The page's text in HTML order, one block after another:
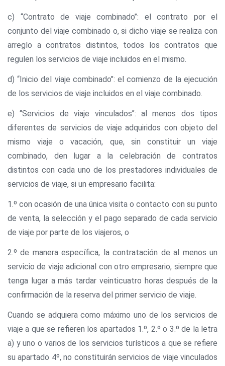
c) ‘‘Contrato de viaje combinado’’: el contrato por el
conjunto del viaje combinado o, si dicho viaje se realiza con
arreglo a contratos distintos, todos los contratos que
regulen los servicios de viaje incluidos en el mismo.
d) ‘‘Inicio del viaje combinado’’: el comienzo de la ejecución
de los servicios de viaje incluidos en el viaje combinado.
e) ‘‘Servicios de viaje vinculados’’: al menos dos tipos
diferentes de servicios de viaje adquiridos con objeto del
mismo viaje o vacación, que, sin constituir un viaje
combinado, den lugar a la celebración de contratos
distintos con cada uno de los prestadores individuales de
servicios de viaje, si un empresario facilita:
1.º con ocasión de una única visita o contacto con su punto
de venta, la selección y el pago separado de cada servicio
de viaje por parte de los viajeros, o
2.º de manera específica, la contratación de al menos un
servicio de viaje adicional con otro empresario, siempre que
tenga lugar a más tardar veinticuatro horas después de la
confirmación de la reserva del primer servicio de viaje.
Cuando se adquiera como máximo uno de los servicios de
viaje a que se refieren los apartados 1.º, 2.º o 3.º de la letra
a) y uno o varios de los servicios turísticos a que se refiere
su apartado 4º, no constituirán servicios de viaje vinculados